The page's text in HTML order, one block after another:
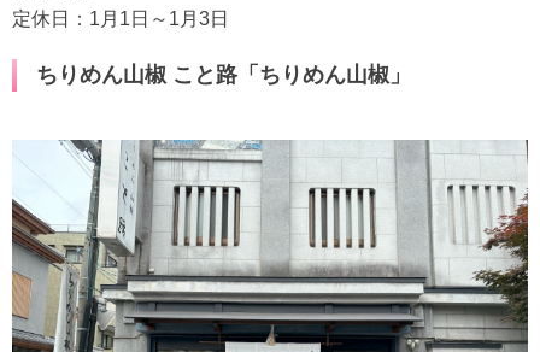
定休日：1月1日～1月3日
ちりめん山椒 こと路「ちりめん山椒」